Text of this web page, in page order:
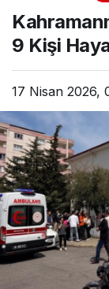
9 Kişi
17 Nisan 2026,